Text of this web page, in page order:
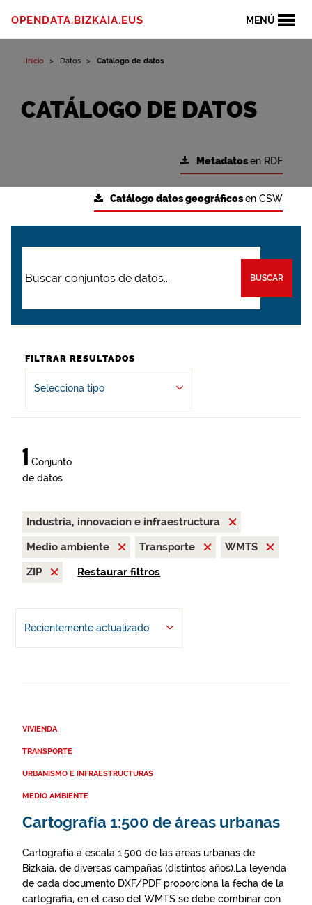
MENÚ
OPENDATA.BIZKAIA.EUS
Inicio Datos Catálogo de datos
CATÁLOGO DE DATOS
Metadatosen RDF
Catálogo datos geográficosen CSW
BUSCAR
FILTRAR RESULTADOS
Selecciona tipo
1 Conjunto
de datos
Industria, innovacion e infraestructura
Medio ambiente
Transporte
WMTS
ZIP
Restaurar filtros
Recientemente actualizado
VIVIENDA
TRANSPORTE
URBANISMO E INFRAESTRUCTURAS
MEDIO AMBIENTE
Cartografía 1:500 de áreas urbanas
Cartografía a escala 1:500 de las áreas urbanas de
Bizkaia, de diversas campañas (distintos años).La leyenda
de cada documento DXF/PDF proporciona la fecha de la
cartografía, en el caso del WMTS se debe combinar con